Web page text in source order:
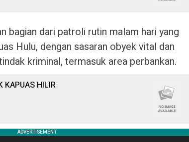
bagian dari patroli rutin malam hari yang
Hulu, dengan sasaran obyek vital dan
kriminal, termasuk area perbankan.
KAPUAS HILIR